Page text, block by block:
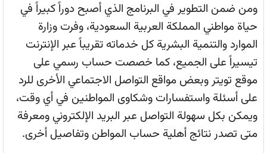
ومن ضمن التطوير في البرنامج الذي أصبح دوراً كبيراً في
حياة مواطني المملكة العربية السعودية، وفرت وزارة
الموارد والتنمية البشرية كل خدماته تقريباً عبر الإنترنت
تيسيراً على الجميع، كما خصصت حساب رسمي على
موقع تويتر وبعض مواقع التواصل الاجتماعي الأخرى للرد
على أسئلة واستفسارات وشكاوى المواطنين في أي وقت،
ويمكن بكل سهولة التواصل عبر البريد الإلكتروني ومعرفة
متى تصدر نتائج أهلية حساب المواطن وتفاصيل أخرى.